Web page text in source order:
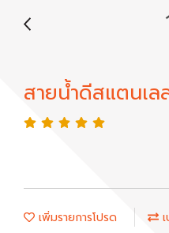
สายน้ำดีสแตนเ
เพิ่มรายการโปรด